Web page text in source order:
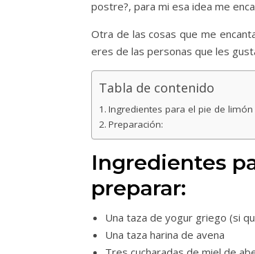
postre?, para mi esa idea me
Otra de las cosas que me
eres de las personas que les
Tabla de contenido
Ingredientes para el pie de
Preparación:
Ingredientes
preparar:
Una taza de yogur griego (si
Una taza harina de avena